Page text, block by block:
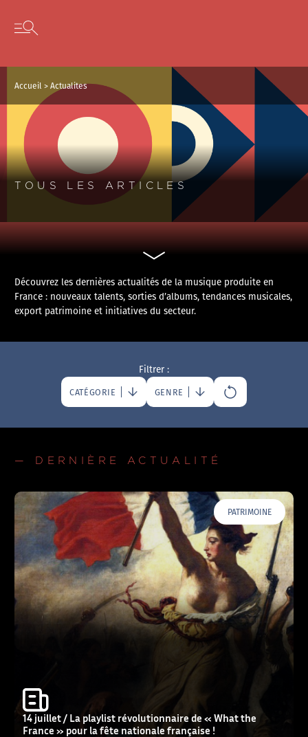
Skip to content
Open secondary menu
Accueil >Actualites
TOUS LES ARTICLES
Découvrez les dernières actualités de la musique produite en
France : nouveaux talents, sorties d’albums, tendances musicales,
export patrimoine et initiatives du secteur.
Filtrer :
CATÉGORIE GENRE
— DERNIÈRE ACTUALITÉ
PATRIMOINE
14 juillet / La playlist révolutionnaire de « What the
France » pour la fête nationale française !